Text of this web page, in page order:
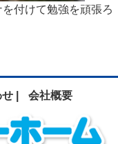
付けて勉強を頑張ろ
| 会社概要